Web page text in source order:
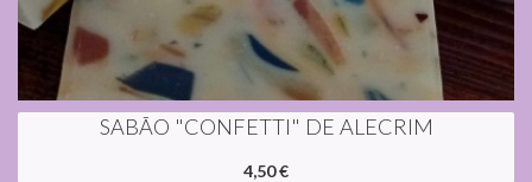
SABÃO "CONFETTI" DE ALECRIM
4,50 €